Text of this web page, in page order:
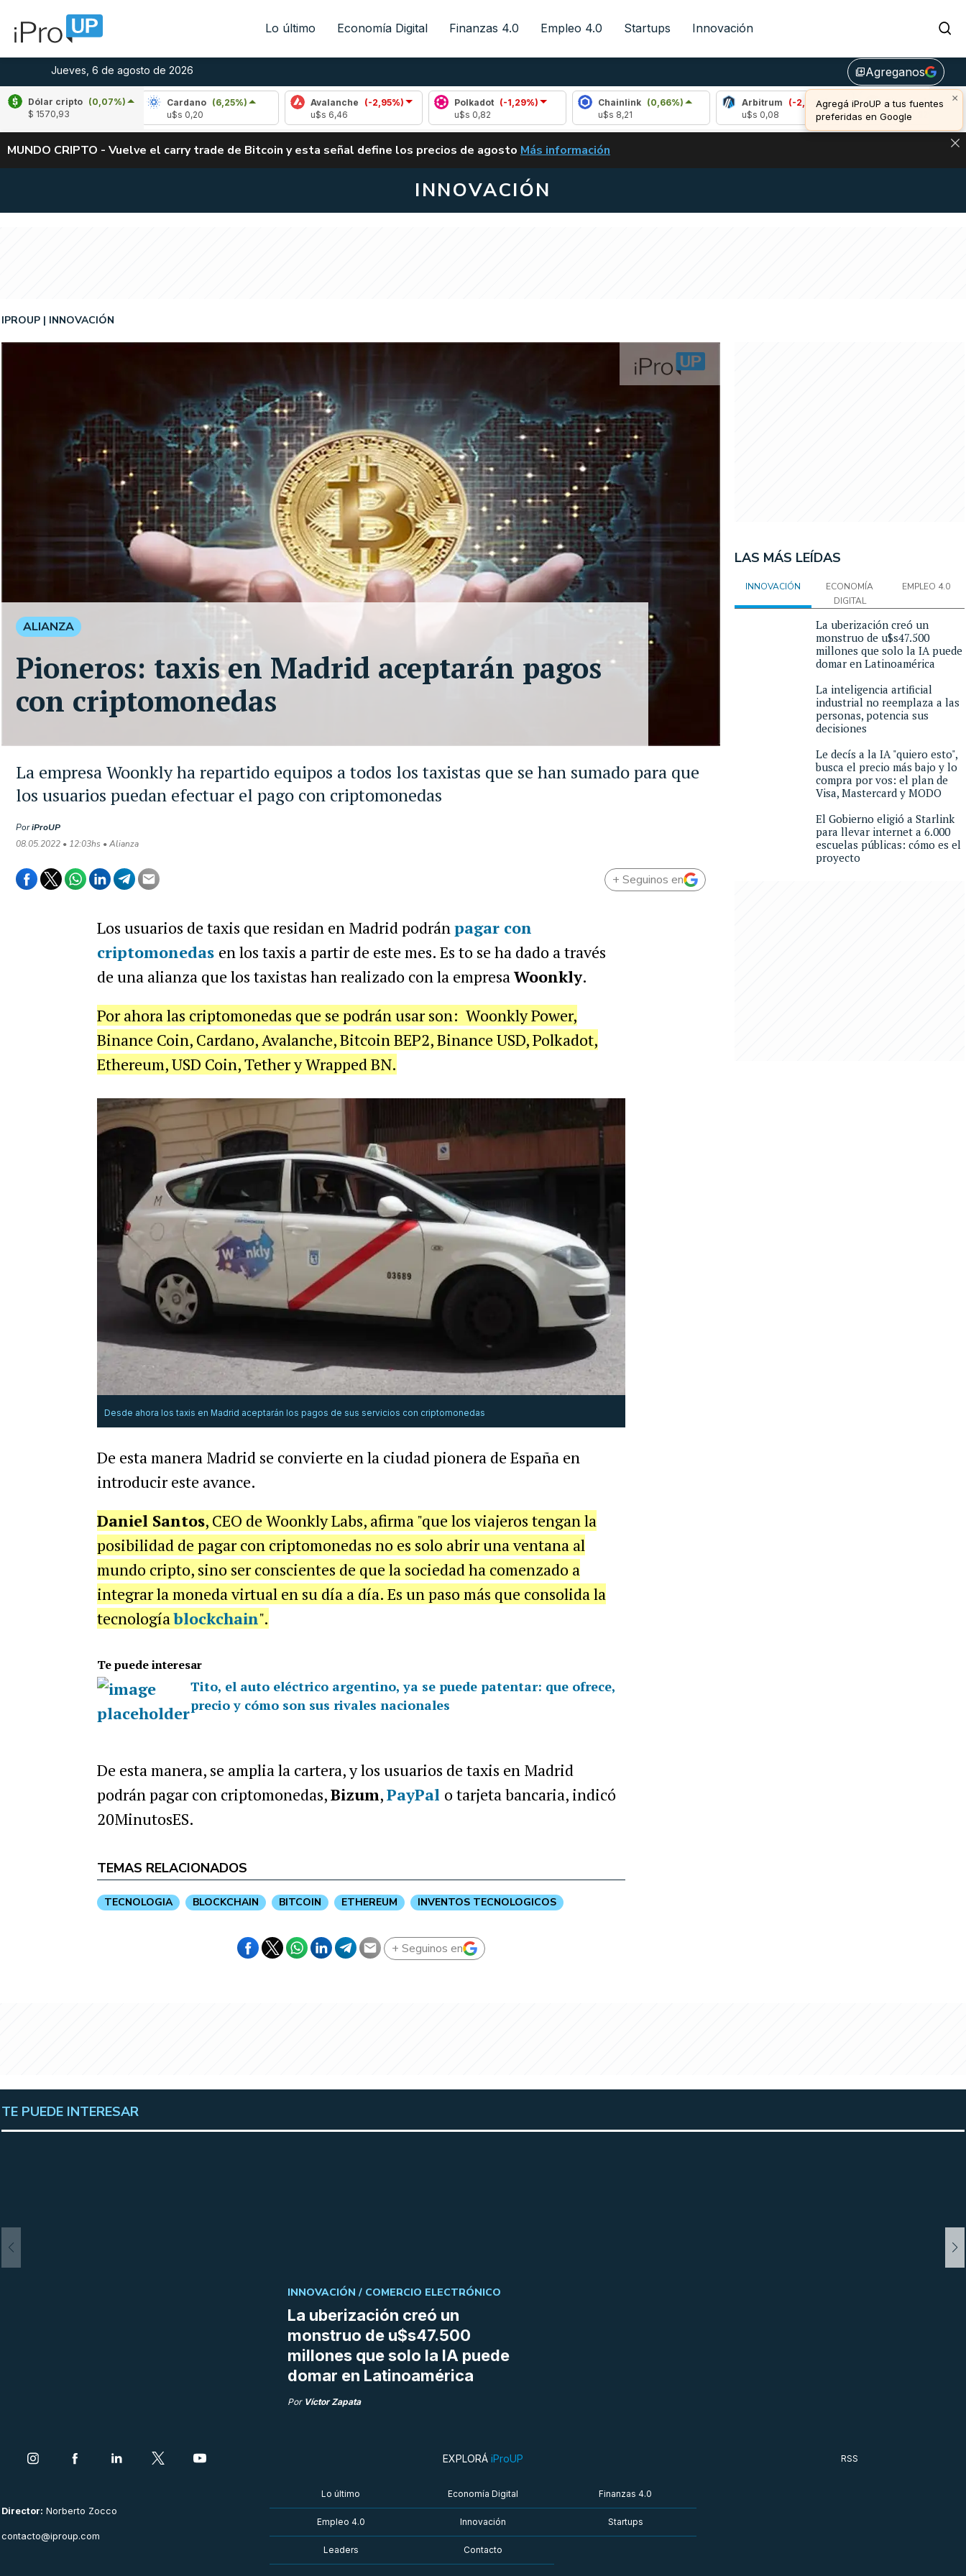
Lo último Economía Digital Finanzas 4.0 Empleo 4.0 Startups Innovación
Jueves, 6 de agosto de 2026 library_addAgreganos
×
Agregá iProUP a tus fuentes
preferidas en Google
Dólar cripto (0,07%)
$ 1570,93
(-2,78%)
Cardano
(6,25%)
Avalanche (-2,95%)
Polkadot
(-1,29%)
Chainlink
(0,66%)
Arbitrum
(-2,24%)
Bitcoin (-0,59%)
u$s 64.321,00
ALERTA
MUNDO CRIPTO - Vuelve el carry trade de Bitcoin y esta señal define los precios de agosto VUELVE EL CARRY TRADE DE BITCOIN Y ESTA SEÑAL DEFINE LOS PRECIOS DE
Más información
INNOVACIÓN
La empresa Woonkly ha repartido equipos a todos los taxistas que se han sumado para que
los usuarios puedan efectuar el pago con criptomonedas
IPROUP INNOVACIÓN
PoriProUP
08.05.2022 • 12:03hs • Alianza
ALIANZA
Pioneros: taxis en Madrid aceptarán pagos
con criptomonedas
+ Seguinos en
Los usuarios de taxis que residan en Madrid podránpagar con
criptomonedas en los taxis a partir de este mes. Es to se ha dado a través
de una alianza que los taxistas han realizado con la empresaWoonkly.
Por ahora las criptomonedas que se podrán usar son: Woonkly Power,
Binance Coin, Cardano, Avalanche, Bitcoin BEP2, Binance USD, Polkadot,
Ethereum, USD Coin, Tether y Wrapped BN.
Desde ahora los taxis en Madrid aceptarán los pagos de sus servicios con criptomonedas
De esta manera Madrid se convierte en la ciudad pionera de España en
introducir este avance.
Daniel Santos, CEO de Woonkly Labs, afirma "que los viajeros tengan la
posibilidad de pagar con criptomonedas no es solo abrir una ventana al
mundo cripto, sino ser conscientes de que la sociedad ha comenzado a
integrar la moneda virtual en su día a día. Es un paso más que consolida la
tecnologíablockchain".
Te puede interesar
Tito, el auto eléctrico argentino, ya se puede patentar: que ofrece,
precio y cómo son sus rivales nacionales
De esta manera, se amplia la cartera, y los usuarios de taxis en Madrid
podrán pagar con criptomonedas,Bizum,PayPal o tarjeta bancaria, indicó
20MinutosES.
TEMAS RELACIONADOS
TECNOLOGIA BLOCKCHAIN BITCOIN ETHEREUM INVENTOS TECNOLOGICOS
+ Seguinos en
LAS MÁS LEÍDAS
INNOVACIÓN
ECONOMÍA
DIGITAL
EMPLEO 4.0
La uberización creó un
monstruo de u$s47.500
millones que solo la IA puede
domar en Latinoamérica
La inteligencia artificial
industrial no reemplaza a las
personas, potencia sus
decisiones
Le decís a la IA "quiero esto",
busca el precio más bajo y lo
compra por vos: el plan de
Visa, Mastercard y MODO
El Gobierno eligió a Starlink
para llevar internet a 6.000
escuelas públicas: cómo es el
proyecto
TE PUEDE INTERESAR
La uberización creó un
monstruo de u$s47.500
millones que solo la IA puede
domar en Latinoamérica
INNOVACIÓN / COMERCIO ELECTRÓNICO
Por Víctor Zapata
Director: Norberto Zocco
contacto@iproup.com
EXPLORÁ iProUP
Lo último Economía Digital Finanzas 4.0
Empleo 4.0 Innovación Startups
Leaders Contacto
RSS